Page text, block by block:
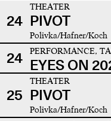
24
THEATER
PIVOT
Polivka/Hafner/Koch
24 PERFORMANCE,
EYES ON
25
THEATER
PIVOT
Polivka/Hafner/Koch